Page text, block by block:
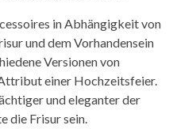
in Abhängigkeit von
und dem Vorhandensein
Versionen von
einer Hochzeitsfeier.
und eleganter der
die Frisur sein.